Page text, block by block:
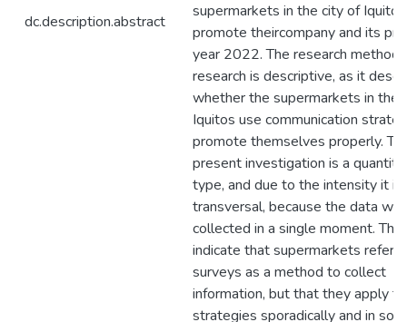
dc.description.abstract
supermarkets in the city of
promote theircompany and its
year 2022. The research
research is descriptive, as it
whether the supermarkets in the
Iquitos use communication
promote themselves properly.
present investigation is a
type, and due to the intensity it is
transversal, because the data was
collected in a single moment.
indicate that supermarkets refer
surveys as a method to collect
information, but that they apply
strategies sporadically and in